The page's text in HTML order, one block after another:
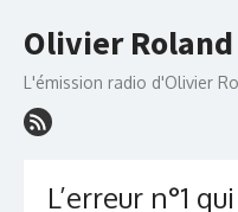
to
Olivier
L'émission radio d'Olivier
L’erreur n°1